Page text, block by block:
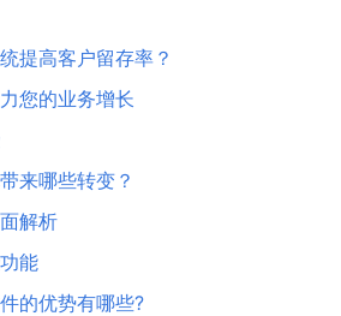
提高客户留存率？
您的业务增长
来哪些转变？
解析
能
的优势有哪些?